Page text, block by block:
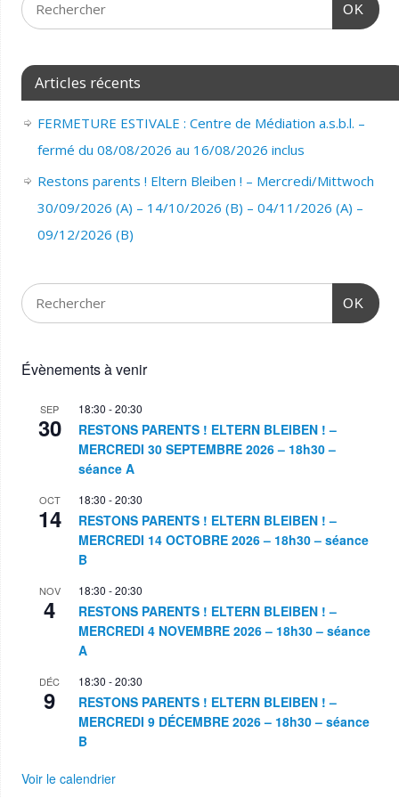
OK
Articles récents
FERMETURE ESTIVALE : Centre de Médiation a.s.b.l. –
fermé du 08/08/2026 au 16/08/2026 inclus
Restons parents ! Eltern Bleiben ! – Mercredi/Mittwoch
30/09/2026 (A) – 14/10/2026 (B) – 04/11/2026 (A) –
09/12/2026 (B)
OK
Évènements à venir
SEP
30
18:30 -20:30
RESTONS PARENTS ! ELTERN BLEIBEN ! –
MERCREDI 30 SEPTEMBRE 2026 – 18h30 –
séance A
OCT
14
18:30 -20:30
RESTONS PARENTS ! ELTERN BLEIBEN ! –
MERCREDI 14 OCTOBRE 2026 – 18h30 – séance
B
NOV
4
18:30 -20:30
RESTONS PARENTS ! ELTERN BLEIBEN ! –
MERCREDI 4 NOVEMBRE 2026 – 18h30 – séance
A
DÉC
9
18:30 -20:30
RESTONS PARENTS ! ELTERN BLEIBEN ! –
MERCREDI 9 DÉCEMBRE 2026 – 18h30 – séance
B
Voir le calendrier